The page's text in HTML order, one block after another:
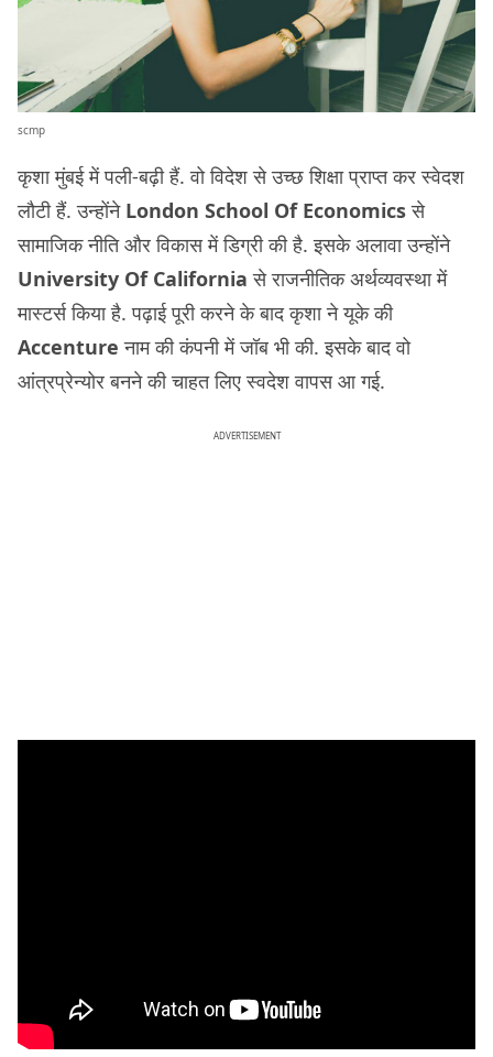
scmp
कृशा मुंबई में पली-बढ़ी हैं. वो विदेश से उच्छ शिक्षा प्राप्त कर स्वेदश
लौटी हैं. उन्होंने London School Of Economicsसे
सामाजिक नीति और विकास में डिग्री की है. इसके अलावा उन्होंने
University Of Californiaसे राजनीतिक अर्थव्यवस्था में
मास्टर्स किया है. पढ़ाई पूरी करने के बाद कृशा ने यूके की
Accenture नाम की कंपनी में जॉब भी की. इसके बाद वो
आंत्रप्रेन्योर बनने की चाहत लिए स्वदेश वापस आ गई.
ADVERTISEMENT